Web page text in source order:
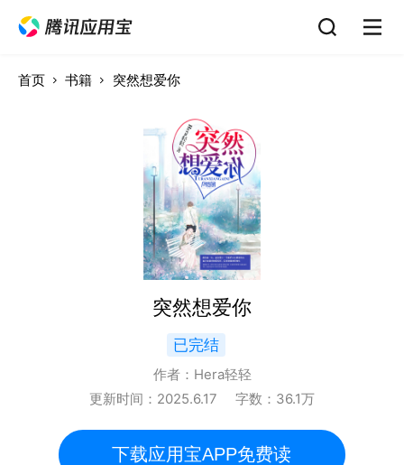
首页 书籍 突然想爱你
突然想爱你
已完结
作者： Hera轻轻
更新时间： 2025.6.17 字数： 36.1万
下载应用宝APP免费读